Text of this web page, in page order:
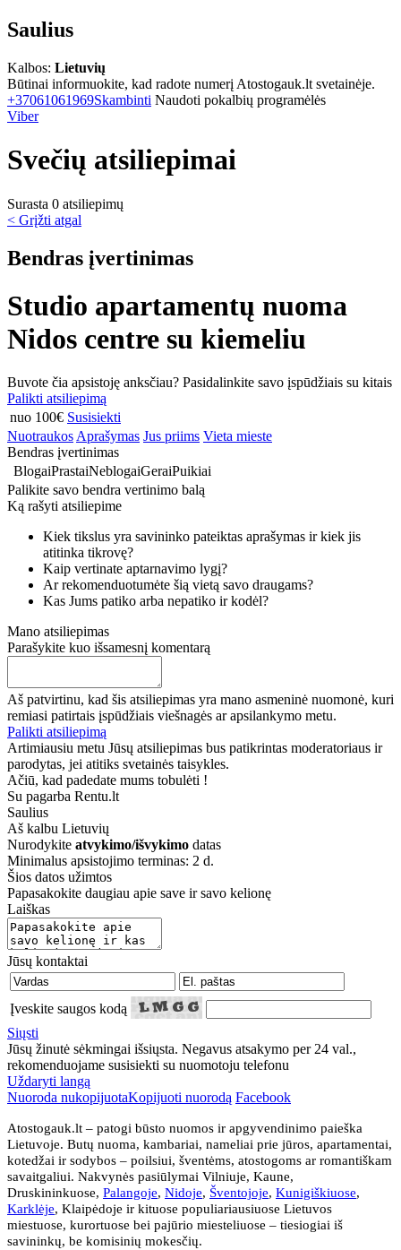
Saulius
Kalbos: Lietuvių
Būtinai informuokite, kad radote numerį Atostogauk.lt svetainėje.
+37061061969Skambinti Naudoti pokalbių programėlės
Viber
Svečių atsiliepimai
Surasta 0 atsiliepimų
< Grįžti atgal
Bendras įvertinimas
Studio apartamentų nuoma
Nidos centre su kiemeliu
Buvote čia apsistoję anksčiau? Pasidalinkite savo įspūdžiais su kitais
Palikti atsiliepimą
nuo 100€ Susisiekti
Nuotraukos Aprašymas Jus priims Vieta mieste
Bendras įvertinimas
BlogaiPrastaiNeblogaiGeraiPuikiai
Palikite savo bendra vertinimo balą
Ką rašyti atsiliepime
Kiek tikslus yra savininko pateiktas aprašymas ir kiek jis
atitinka tikrovę?
Kaip vertinate aptarnavimo lygį?
Ar rekomenduotumėte šią vietą savo draugams?
Kas Jums patiko arba nepatiko ir kodėl?
Mano atsiliepimas
Parašykite kuo išsamesnį komentarą
Aš patvirtinu, kad šis atsiliepimas yra mano asmeninė nuomonė, kuri
remiasi patirtais įspūdžiais viešnagės ar apsilankymo metu.
Palikti atsiliepimą
Artimiausiu metu Jūsų atsiliepimas bus patikrintas moderatoriaus ir
parodytas, jei atitiks svetainės taisykles.
Ačiū, kad padedate mums tobulėti !
Su pagarba Rentu.lt
Saulius
Aš kalbu Lietuvių
Nurodykite atvykimo/išvykimo datas
Minimalus apsistojimo terminas: 2 d.
Šios datos užimtos
Papasakokite daugiau apie save ir savo kelionę
Laiškas
Jūsų kontaktai
Įveskite saugos kodą
Siųsti
Jūsų žinutė sėkmingai išsiųsta. Negavus atsakymo per 24 val.,
rekomenduojame susisiekti su nuomotoju telefonu
Uždaryti langą
Nuoroda nukopijuotaKopijuoti nuorodą Facebook
Atostogauk.lt – patogi būsto nuomos ir apgyvendinimo paieška
Lietuvoje. Butų nuoma, kambariai, nameliai prie jūros, apartamentai,
kotedžai ir sodybos – poilsiui, šventėms, atostogoms ar romantiškam
savaitgaliui. Nakvynės pasiūlymai Vilniuje, Kaune,
Druskininkuose, Palangoje, Nidoje, Šventojoje, Kunigiškiuose,
Karklėje, Klaipėdoje ir kituose populiariausiuose Lietuvos
miestuose, kurortuose bei pajūrio miesteliuose – tiesiogiai iš
savininkų, be komisinių mokesčių.